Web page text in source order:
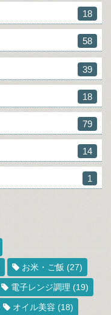
18
58
39
18
79
14
1
お米・ご飯 (27)
電子レンジ調理 (19)
オイル美容 (18)